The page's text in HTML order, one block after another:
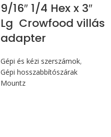
9/16″ 1/4 Hex x 3″
Lg Crowfood villás
adapter
Gépi és kézi szerszámok,
Gépi hosszabbítószárak
Mountz